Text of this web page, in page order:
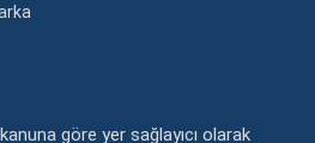
göre yer sağlayıcı olarak